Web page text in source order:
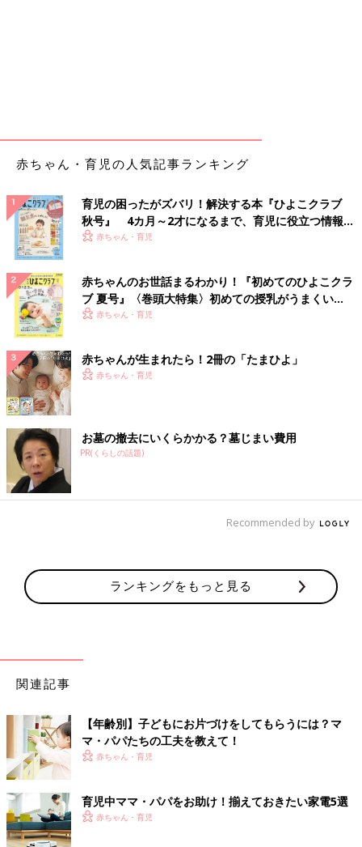
ていない暗がりのリビングで、泣き疲れてぐったりした娘と、そ
の娘を何時間も抱っこひもで抱いていて、魂を奪われたような顔
らです。
抱っこひもという最終手段に頼れるうちは、どんなに泣こうがわ
めこうが抱っこしてあやしているうちに寝かせてしまう、という
かしつけは娘の体重の増加とともに難しくなり、お留守番をお願
いするときは、お昼寝や就寝の時間を避けるようにしていまし
た。
そんな中、先日仕事の関係でどうしてもパパに寝かしつけをお願
いしなければならない日がやってきてしまったのです。一体どう
なることやら…何度も経験した、身体をのけぞりながら大泣きす
る娘の姿を頭に浮かべては不安になる夫と私…。
「ママは明日お仕事で、夜遅くに帰ってくるからパパとねんねし
てね」
「いつもみたいにお背中トントン、カイカイでベッドでお利口さ
んにねんねだよ」と前日から何度も伝え続けました。
そして、当日、仕事を終え急いで家に帰ると…なんと！熟睡して
あとから話を聞いたところ、生まれて初めて、私がいなくても泣
かずにあっという間に眠りについたとのこと。
パパと2人きりで眠りにつく日が来るなんて…娘が言葉や状況を
か、ということを実感した瞬間だったのです。
子どもに対し、どう接していいかわからない、なついてくれな
い、泣かれちゃうなどパパにはパパの悩みがあると思います。
もし、この記事を読んでくださっている方の中で、お子さんとの
関係に悩んでいるパパさんがいたら、ぜひあきらめないで！ 積
極的にお世話をして、一緒に過ごす時間を1秒でも長くつくって
赤ちゃん・育児の人気記事ランキング
育児の困ったがズバリ！解決する本『ひよこクラブ
秋号』 4カ月～2才になるまで、育児に役立つ情報が
いっぱい！
赤ちゃん・育児
赤ちゃんのお世話まるわかり！『初めてのひよこクラ
ブ 夏号』〈巻頭大特集〉初めての授乳がうまくい
く！ おっぱい・ミルクの基本と夏のトラブル 解決テ
赤ちゃん・育児
赤ちゃんが生まれたら！2冊の「たまひよ」
赤ちゃん・育児
お墓の撤去にいくらかかる？墓じまい費用
PR(くらしの話題)
Recommended by
ランキングをもっと見る
関連記事
【年齢別】子どもにお片づけをしてもらうには？マ
マ・パパたちの工夫を教えて！
赤ちゃん・育児
育児中ママ・パパをお助け！揃えておきたい家電5選
赤ちゃん・育児